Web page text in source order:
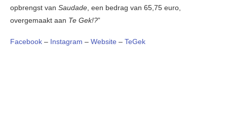
opbrengst van Saudade, een bedrag van 65,75 euro,
overgemaakt aan Te Gek!?”
Facebook – Instagram – Website – TeGek